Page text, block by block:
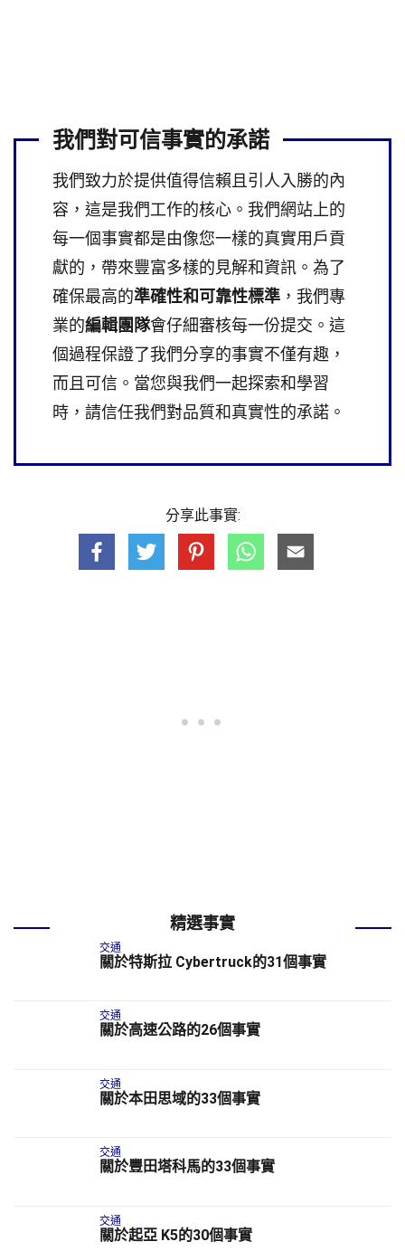
我們對可信事實的承諾
我們致力於提供值得信賴且引人入勝的內
容，這是我們工作的核心。我們網站上的
每一個事實都是由像您一樣的真實用戶貢
獻的，帶來豐富多樣的見解和資訊。為了
確保最高的準確性和可靠性標準 ，我們專
業的編輯團隊會仔細審核每一份提交。這
個過程保證了我們分享的事實不僅有趣，
而且可信。當您與我們一起探索和學習
時，請信任我們對品質和真實性的承諾。
分享此事實:
精選事實
交通
關於特斯拉 Cybertruck的31個事實
交通
關於高速公路的26個事實
交通
關於本田思域的33個事實
交通
關於豐田塔科馬的33個事實
交通
關於起亞 K5的30個事實